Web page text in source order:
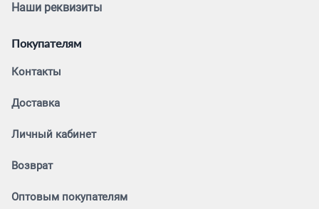
Наши реквизиты
Покупателям
Контакты
Доставка
Личный кабинет
Возврат
Оптовым покупателям